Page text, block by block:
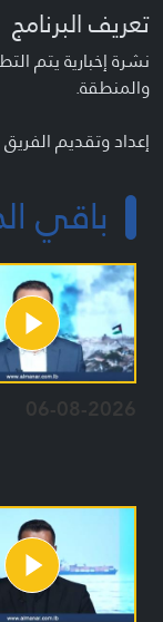
تعريف البرنامج
نشرة إخبارية يتم
والمنطقة.
إعداد وتقديم
باقي
06-08-2026